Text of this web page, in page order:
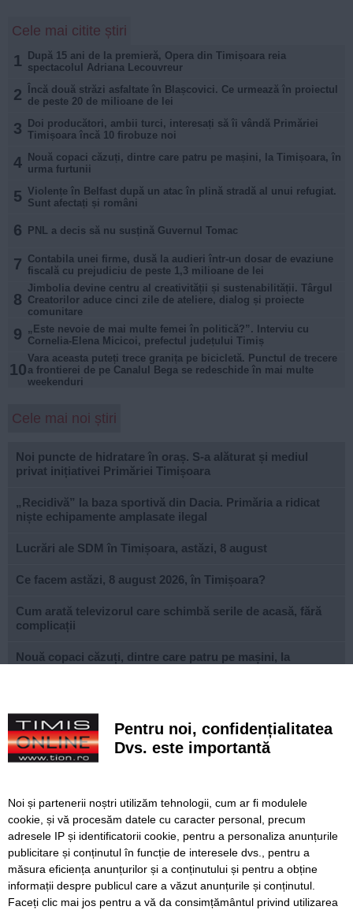
Cele mai citite știri
1
După 15 ani de la premieră, Opera din Timișoara reia
spectacolul Adriana Lecouvreur
2
Încă două străzi asfaltate în Blașcovici. Ce urmează în proiectul
de peste 20 de milioane de lei
3
Doi producători, ambii turci, interesați să îi vândă Primăriei
Timișoara încă 10 firobuze noi
4
Nouă copaci căzuți, dintre care patru pe mașini, la Timișoara, în
urma furtunii
5 Violențe în Belfast după un atac în plină stradă al unui refugiat.
Sunt afectați și români
6 PNL a decis să nu susțină Guvernul Tomac
7 Contabila unei firme, dusă la audieri într-un dosar de evaziune
fiscală cu prejudiciu de peste 1,3 milioane de lei
8
Jimbolia devine centru al creativității și sustenabilității. Târgul
Creatorilor aduce cinci zile de ateliere, dialog și proiecte
comunitare
9 „Este nevoie de mai multe femei în politică?”. Interviu cu
Cornelia-Elena Micicoi, prefectul județului Timiș
10
Vara aceasta puteți trece granița pe bicicletă. Punctul de trecere
a frontierei de pe Canalul Bega se redeschide în mai multe
weekenduri
Cele mai noi știri
Noi puncte de hidratare în oraș. S-a alăturat și mediul
privat inițiativei Primăriei Timișoara
„Recidivă” la baza sportivă din Dacia. Primăria a ridicat
niște echipamente amplasate ilegal
Lucrări ale SDM în Timișoara, astăzi, 8 august
Ce facem astăzi, 8 august 2026, în Timișoara?
Cum arată televizorul care schimbă serile de acasă, fără
complicații
Nouă copaci căzuți, dintre care patru pe mașini, la
Internațională de Inteligență Artificială
Documentarul săptămânii: „Monsters of God”, povestea
din spatele comerțului ilegal cu animale exotice
național la Gala Elevului Reprezentant
VIDEO. Arena „Eroii Timișoarei”, aproximativ 85% gata.
Când va fi montat gazonul și când va fi inaugurat
stadionul
Pentru noi, confidențialitatea
Dvs. este importantă
Noi și partenerii noștri utilizăm tehnologii, cum ar fi modulele
cookie, și vă procesăm datele cu caracter personal, precum
adresele IP și identificatorii cookie, pentru a personaliza anunțurile
publicitare și conținutul în funcție de interesele dvs., pentru a
măsura eficiența anunțurilor și a conținutului și pentru a obține
informații despre publicul care a văzut anunțurile și conținutul.
Faceți clic mai jos pentru a vă da consimțământul privind utilizarea